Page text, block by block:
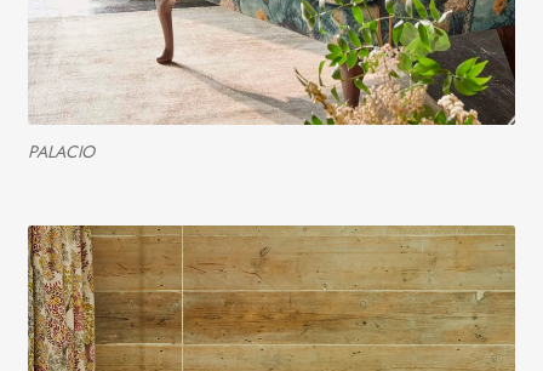
PALACIO